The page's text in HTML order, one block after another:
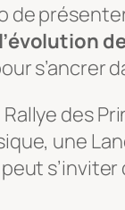
de
s’ancrer
des
une
s’inviter